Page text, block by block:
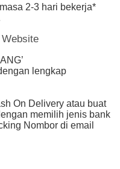
2-3 hari bekerja*
lengkap
On Delivery atau buat
memilih jenis bank
Nombor di email